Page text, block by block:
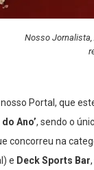
Nosso Jornalista,
Portal, que
Ano’, sendo o
concorreu na
e Deck Sports Bar